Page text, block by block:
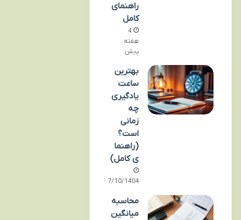
راهنمای
کامل
4
هفته
پیش
بهترین
ساعت
یادگیری
چه
زمانی
است؟
(راهنما
ی کامل)
07/10/1404
محاسبه
میانگین